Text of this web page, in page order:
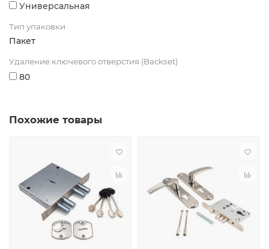
Универсальная
Тип упаковки
Пакет
Удаление ключевого отверстия (Backset)
80
Похожие товары